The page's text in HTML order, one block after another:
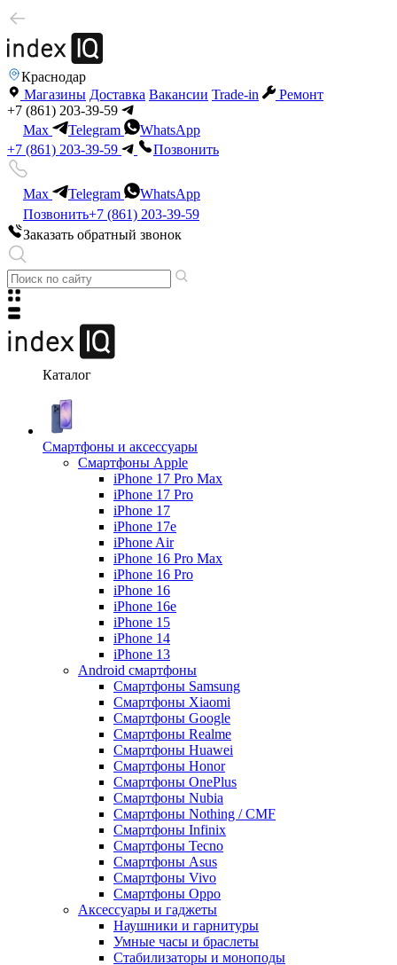
Краснодар
Магазины Доставка Вакансии Trade-in
Ремонт
+7 (861) 203-39-59
Max
Telegram
WhatsApp
+7 (861) 203-39-59
Позвонить
Max Telegram
WhatsApp
Позвонить+7 (861) 203-39-59
Заказать обратный звонок
Каталог
Смартфоны и аксессуары
Смартфоны Apple
iPhone 17 Pro Max
iPhone 17 Pro
iPhone 17
iPhone 17e
iPhone Air
iPhone 16 Pro Max
iPhone 16 Pro
iPhone 16
iPhone 16e
iPhone 15
iPhone 14
iPhone 13
Android cмартфоны
Смартфоны Samsung
Смартфоны Xiaomi
Смартфоны Google
Смартфоны Realme
Смартфоны Huawei
Смартфоны Honor
Смартфоны OnePlus
Смартфоны Nubia
Смартфоны Nothing / CMF
Смартфоны Infinix
Смартфоны Tecno
Смартфоны Asus
Смартфоны Vivo
Смартфоны Oppo
Аксессуары и гаджеты
Наушники и гарнитуры
Умные часы и браслеты
Стабилизаторы и моноподы